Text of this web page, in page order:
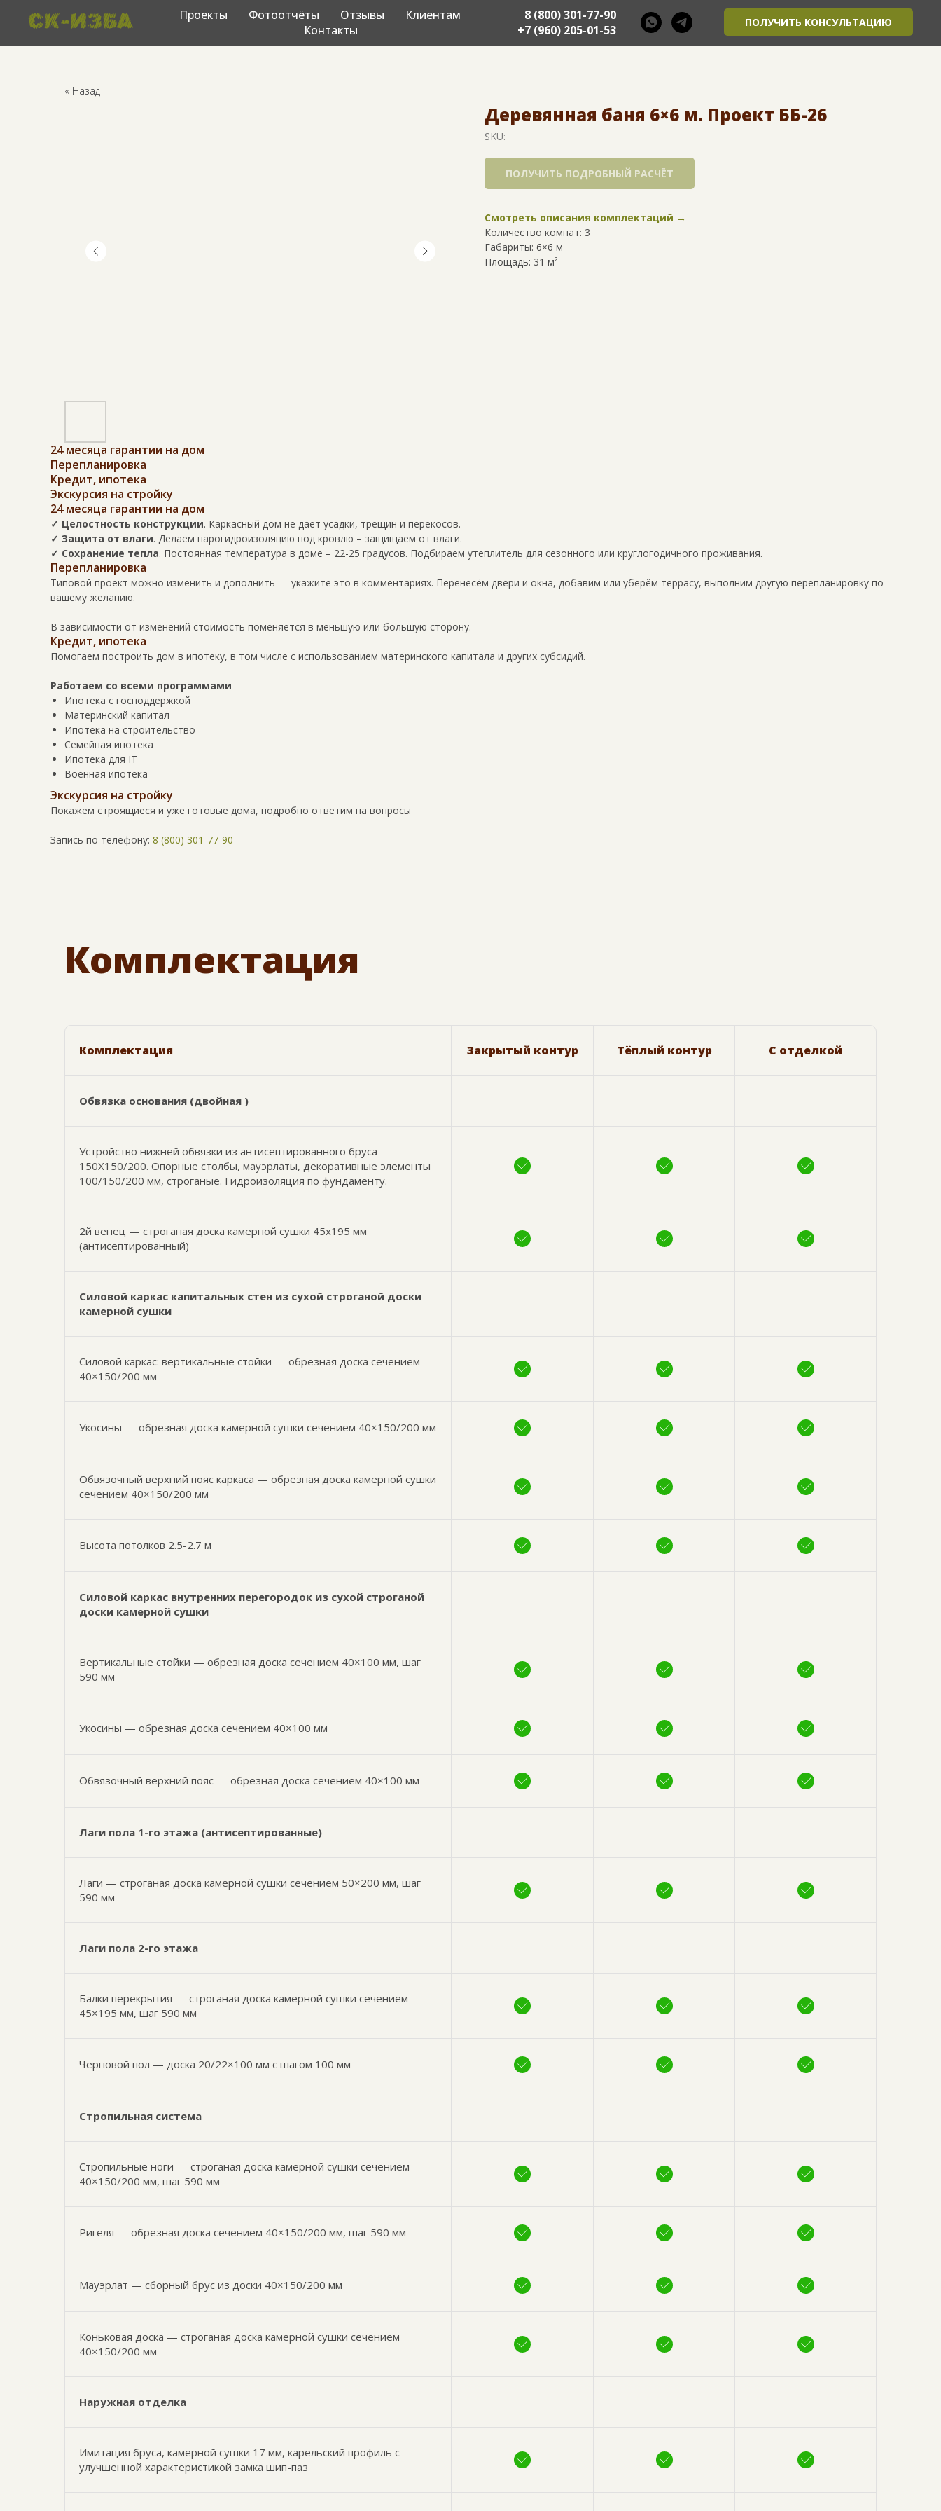
Проекты Фотоотчёты Отзывы
Клиентам
Контакты
8 (800) 301-77-90
+7 (960) 205-01-53
ПОЛУЧИТЬ КОНСУЛЬТАЦИЮ
« Назад
Деревянная баня 6×6 м. Проект ББ-26
SKU:
ПОЛУЧИТЬ ПОДРОБНЫЙ РАСЧЁТ
Смотреть описания комплектаций →
Количество комнат: 3
Габариты: 6×6 м
Площадь: 31 м²
24 месяца гарантии на дом
Перепланировка
Кредит, ипотека
Экскурсия на стройку
24 месяца гарантии на дом
✓ Целостность конструкции. Каркасный дом не дает усадки, трещин и перекосов.
✓ Защита от влаги. Делаем парогидроизоляцию под кровлю – защищаем от влаги.
✓ Сохранение тепла. Постоянная температура в доме – 22-25 градусов. Подбираем утеплитель для сезонного или круглогодичного проживания.
Перепланировка
Типовой проект можно изменить и дополнить — укажите это в комментариях. Перенесём двери и окна, добавим или уберём террасу, выполним другую перепланировку по
вашему желанию.
В зависимости от изменений стоимость поменяется в меньшую или большую сторону.
Кредит, ипотека
Помогаем построить дом в ипотеку, в том числе с использованием материнского капитала и других субсидий.
Работаем со всеми программами
Ипотека с господдержкой
Материнский капитал
Ипотека на строительство
Семейная ипотека
Ипотека для IT
Военная ипотека
Экскурсия на стройку
Покажем строящиеся и уже готовые дома, подробно ответим на вопросы
Запись по телефону: 8 (800) 301-77-90
Комплектация
Комплектация Закрытый контур Тёплый контур С отделкой
Обвязка основания (двойная )
Устройство нижней обвязки из антисептированного бруса
150Х150/200. Опорные столбы, мауэрлаты, декоративные элементы
100/150/200 мм, строганые. Гидроизоляция по фундаменту.
2й венец — строганая доска камерной сушки 45х195 мм
(антисептированный)
Силовой каркас капитальных стен из сухой строганой доски
камерной сушки
Силовой каркас: вертикальные стойки — обрезная доска сечением
40×150/200 мм
Укосины — обрезная доска камерной сушки сечением 40×150/200 мм
Обвязочный верхний пояс каркаса — обрезная доска камерной сушки
сечением 40×150/200 мм
Высота потолков 2.5-2.7 м
Силовой каркас внутренних перегородок из сухой строганой
доски камерной сушки
Вертикальные стойки — обрезная доска сечением 40×100 мм, шаг
590 мм
Укосины — обрезная доска сечением 40×100 мм
Обвязочный верхний пояс — обрезная доска сечением 40×100 мм
Лаги пола 1-го этажа (антисептированные)
Лаги — строганая доска камерной сушки сечением 50×200 мм, шаг
590 мм
Лаги пола 2-го этажа
Балки перекрытия — строганая доска камерной сушки сечением
45×195 мм, шаг 590 мм
Черновой пол — доска 20/22×100 мм с шагом 100 мм
Стропильная система
Стропильные ноги — строганая доска камерной сушки сечением
40×150/200 мм, шаг 590 мм
Ригеля — обрезная доска сечением 40×150/200 мм, шаг 590 мм
Мауэрлат — сборный брус из доски 40×150/200 мм
Коньковая доска — строганая доска камерной сушки сечением
40×150/200 мм
Наружная отделка
Имитация бруса, камерной сушки 17 мм, карельский профиль с
улучшенной характеристикой замка шип-паз